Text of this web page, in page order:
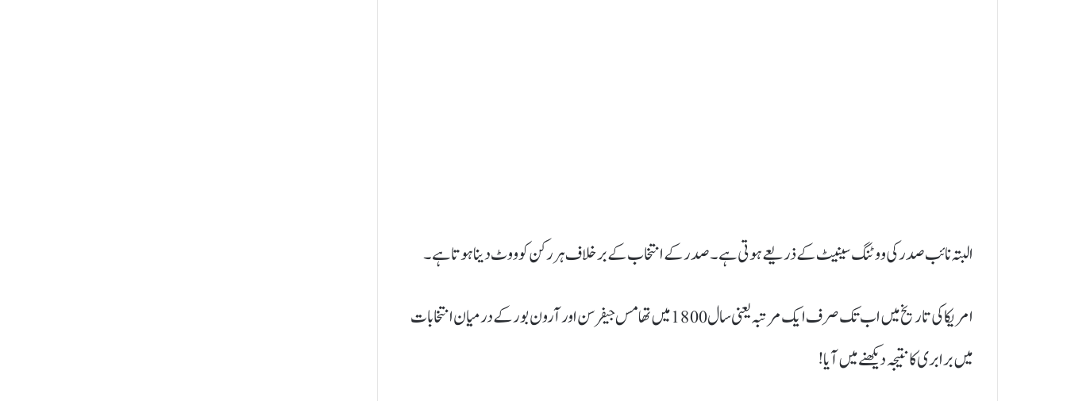
البتہ نائب صدر کی ووٹنگ سینیٹ کے ذریعے ہوتی ہے۔ صدر کے انتخاب کے برخلاف ہر رکن کو ووٹ دینا ہوتا ہے۔
امریکا کی تاریخ میں اب تک صرف ایک مرتبہ یعنی سال 1800 میں تھامس جیفرسن اور آرون بور کے درمیان انتخابات
میں برابری کا نتیجہ دیکھنے میں آیا !